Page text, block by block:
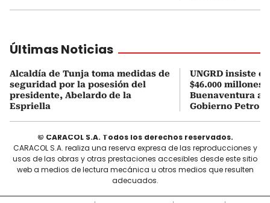
Últimas Noticias
Alcaldía de Tunja toma medidas de
seguridad por la posesión del
presidente, Abelardo de la
Espriella
UNGRD insiste
$46.000 millones
Buenaventura a
Gobierno Petro
© CARACOL S.A. Todos los derechos reservados.
CARACOL S.A. realiza una reserva expresa de las reproducciones y
usos de las obras y otras prestaciones accesibles desde este sitio
web a medios de lectura mecánica u otros medios que resulten
adecuados.